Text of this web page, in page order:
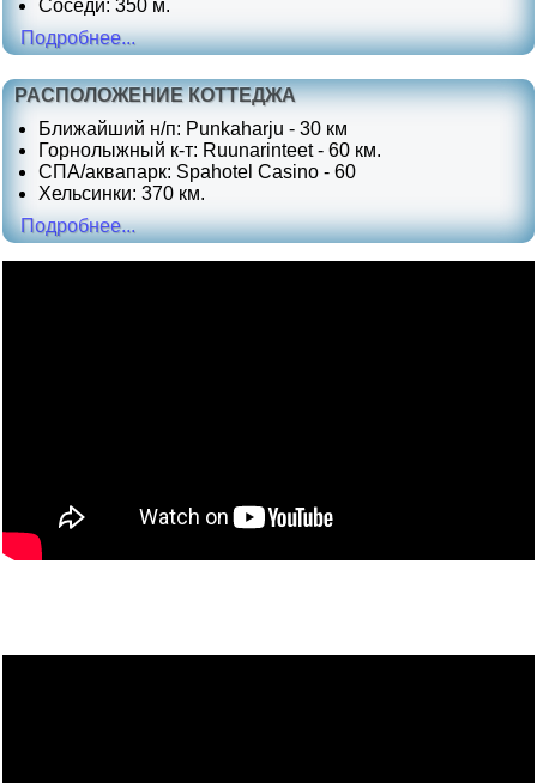
Соседи: 350 м.
Подробнее...
РАСПОЛОЖЕНИЕ КОТТЕДЖА
Ближайший н/п: Punkaharju - 30 км
Горнолыжный к-т: Ruunarinteet - 60 км.
СПА/аквапарк: Spahotel Casino - 60
Хельсинки: 370 км.
Подробнее...